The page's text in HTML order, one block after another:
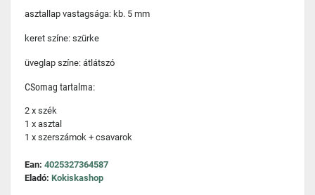
asztallap vastagsága: kb. 5 mm
keret színe: szürke
üveglap színe: átlátszó
CSomag tartalma:
2 x szék
1 x asztal
1 x szerszámok + csavarok
Ean: 4025327364587
Eladó: Kokiskashop